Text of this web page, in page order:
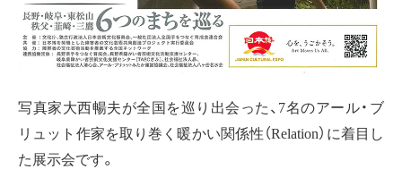
写真家大西暢夫が全国を巡り出会った、7名のアール・ブ
リュット作家を取り巻く暖かい関係性（Relation）に着目し
た展示会です。